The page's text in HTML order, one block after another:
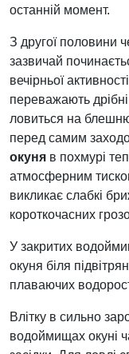
останній момент.
З другої половини
зазвичай
вечірньої
переважають
ловиться на блешню
перед самим
окуня в похмурі
атмосферним
викликає слабкі
короткочасних
У закритих
окуня біля
плаваючих
Влітку в сильно
водоймищах окуні